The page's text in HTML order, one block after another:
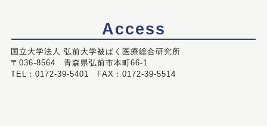
Access
国立大学法人 弘前大学被ばく医療総合研究所
〒036-8564 青森県弘前市本町66-1
TEL：0172-39-5401 FAX：0172-39-5514